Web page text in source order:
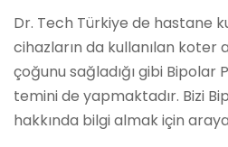
Dr. Tech Türkiye de hastane
cihazların da kullanılan koter
çoğunu sağladığı gibi
temini de yapmaktadır. Bizi
hakkında bilgi almak için